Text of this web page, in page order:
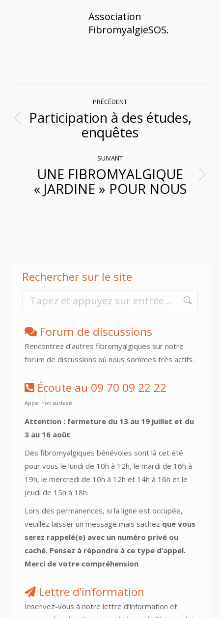
Association
FibromyalgieSOS.
Navigation
article
PRÉCÉDENT
Article
précédent
Participation à des études,
enquêtes
SUIVANT
Article
suivant
UNE FIBROMYALGIQUE
« JARDINE » POUR NOUS
Rechercher sur le site
Recherche
Forum de discussions
Rencontrez d’autres fibromyalgiques sur notre
forum de discussions où nous sommes très actifs.
Écoute au 09 70 09 22 22
Appel non surtaxé
Attention : fermeture du 13 au 19 juillet et du
3 au 16 août
Des fibromyalgiques bénévoles sont là cet été
pour vous le lundi de 10h à 12h, le mardi de 16h à
19h, le mercredi de 10h à 12h et 14h à 16h et le
jeudi de 15h à 18h.
Lors des permanences, si la ligne est occupée,
veuillez laisser un message mais sachez que vous
serez rappelé(e) avec un numéro privé ou
caché. Pensez à répondre à ce type d’appel.
Merci de votre compréhension
Lettre d’information
Inscrivez-vous à notre lettre d’information et